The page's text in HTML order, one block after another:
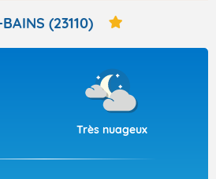
Articles
(23110)
Très nuageux